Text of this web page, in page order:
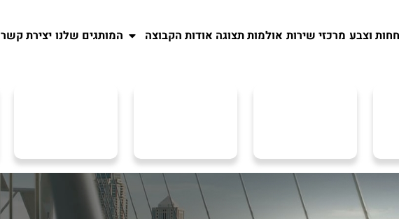
וצבע מרכזי שירות אולמות תצוגה אודות הקבוצה המותגים שלנו יצירת קשר